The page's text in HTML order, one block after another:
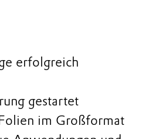
erfolgreich
gestartet
im Großformat